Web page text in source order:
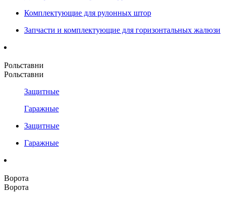
Комплектующие для рулонных штор
Запчасти и комплектующие для горизонтальных жалюзи
Рольставни
Рольставни
Защитные
Гаражные
Защитные
Гаражные
Ворота
Ворота